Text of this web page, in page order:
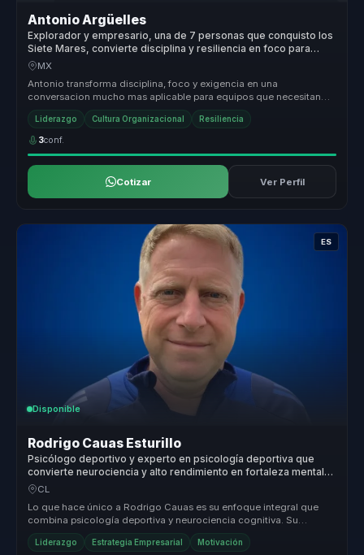
Antonio Argüelles
Explorador y empresario, una de 7 personas que conquisto los
Siete Mares, convierte disciplina y resiliencia en foco para
lideres.
MX
Antonio transforma disciplina, foco y exigencia en una
conversacion mucho mas aplicable para equipos que necesitan
sostener desempeno en ...
Liderazgo Cultura Organizacional Resiliencia
3conf.
Cotizar Ver Perfil
ES
Disponible
Rodrigo Cauas Esturillo
Psicólogo deportivo y experto en psicología deportiva que
convierte neurociencia y alto rendimiento en fortaleza mental
para atletas y equipos.
CL
Lo que hace único a Rodrigo Cauas es su enfoque integral que
combina psicología deportiva y neurociencia cognitiva. Su
metodología innova...
Liderazgo Estrategia Empresarial Motivación